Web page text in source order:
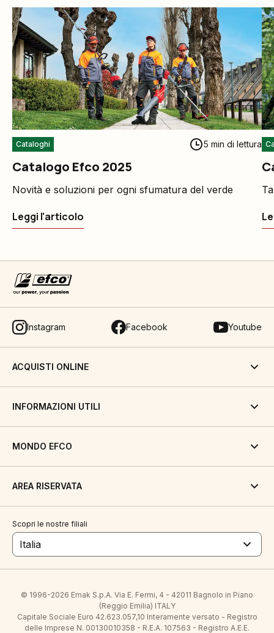
Cataloghi 5 min di lettura
Catalogo Efco 2025
Novità e soluzioni per ogni sfumatura del verde
Leggi l'articolo
Instagram Facebook Youtube
ACQUISTI ONLINE
INFORMAZIONI UTILI
MONDO EFCO
AREA RISERVATA
Scopri le nostre filiali
Italia
© 1996-2026 Emak S.p.A. Via E. Fermi, 4 - 42011 Bagnolo in Piano
(Reggio Emilia) ITALY
Capitale Sociale Euro 42.623.057,10 Interamente versato - Registro
delle Imprese N. 00130010358 - R.E.A. 107563 - Registro A.E.E.